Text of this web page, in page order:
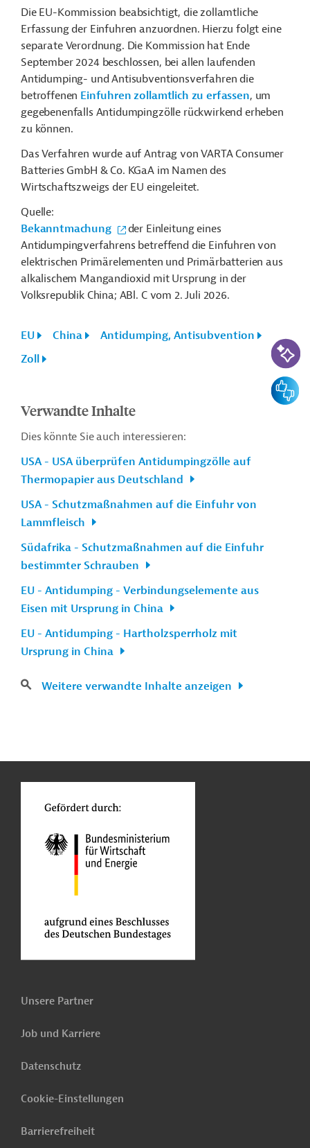
Die EU-Kommission beabsichtigt, die zollamtliche
Erfassung der Einfuhren anzuordnen. Hierzu folgt eine
separate Verordnung. Die Kommission hat Ende
September 2024 beschlossen, bei allen laufenden
Antidumping- und Antisubventionsverfahren die
betroffenen Einfuhren zollamtlich zu erfassen, um
gegebenenfalls Antidumpingzölle rückwirkend erheben
zu können.
Das Verfahren wurde auf Antrag von VARTA Consumer
Batteries GmbH & Co. KGaA im Namen des
Wirtschaftszweigs der EU eingeleitet.
Quelle:
Bekanntmachung
der Einleitung eines
Antidumpingverfahrens betreffend die Einfuhren von
elektrischen Primärelementen und Primärbatterien aus
alkalischem Mangandioxid mit Ursprung in der
Volksrepublik China; ABl. C vom 2. Juli 2026.
EU China
Antidumping, Antisubvention
Zoll
Verwandte Inhalte
Dies könnte Sie auch interessieren:
USA - USA überprüfen Antidumpingzölle auf
Thermopapier aus Deutschland
USA - Schutzmaßnahmen auf die Einfuhr von
Lammfleisch
Südafrika - Schutzmaßnahmen auf die Einfuhr
bestimmter Schrauben
EU - Antidumping - Verbindungselemente aus
Eisen mit Ursprung in China
EU - Antidumping - Hartholzsperrholz mit
Ursprung in China
Weitere verwandte Inhalte anzeigen
Unsere Partner
Job und Karriere
Datenschutz
Cookie-Einstellungen
Barrierefreiheit
KI-